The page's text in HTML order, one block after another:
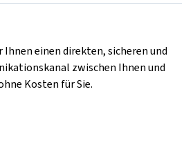
einen direkten, sicheren und
zwischen Ihnen und
Kosten für Sie.